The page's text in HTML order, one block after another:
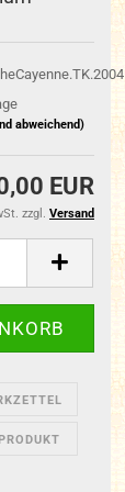
abweichend)
EUR
zzgl. Versand